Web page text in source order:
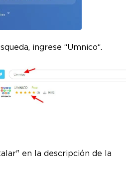
ingrese “Umnico“.
en la descripción de la